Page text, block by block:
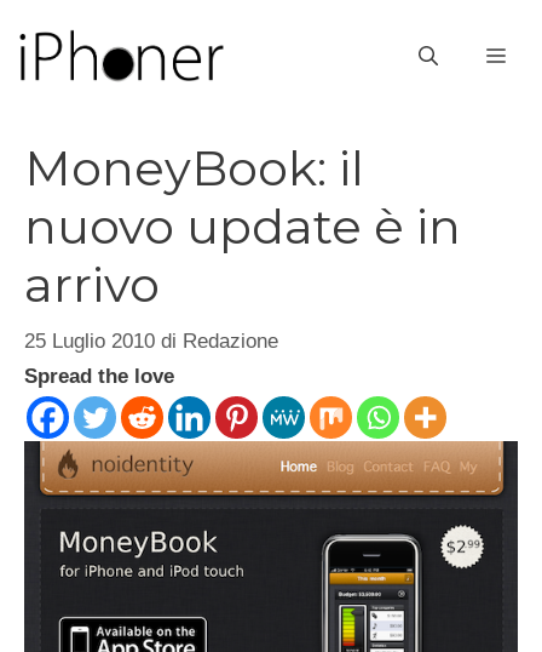
contenuto
MoneyBook: il
nuovo update è in
arrivo
25 Luglio 2010 di Redazione
Spread the love